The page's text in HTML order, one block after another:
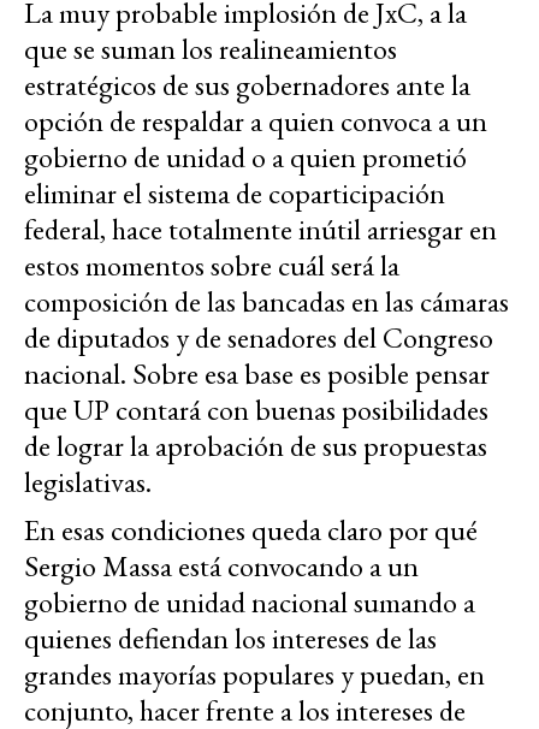
La muy probable implosión de JxC, a la
que se suman los realineamientos
estratégicos de sus gobernadores ante la
opción de respaldar a quien convoca a un
gobierno de unidad o a quien prometió
eliminar el sistema de coparticipación
federal, hace totalmente inútil arriesgar en
estos momentos sobre cuál será la
composición de las bancadas en las cámaras
de diputados y de senadores del Congreso
nacional. Sobre esa base es posible pensar
que UP contará con buenas posibilidades
de lograr la aprobación de sus propuestas
legislativas.
En esas condiciones queda claro por qué
Sergio Massa está convocando a un
gobierno de unidad nacional sumando a
quienes defiendan los intereses de las
grandes mayorías populares y puedan, en
conjunto, hacer frente a los intereses de